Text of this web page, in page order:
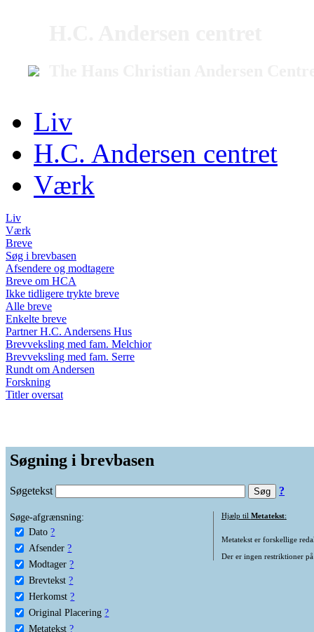
Liv
H.C. Andersen centret
Værk
Liv
Værk
Breve
Søg i brevbasen
Afsendere og modtagere
Breve om HCA
Ikke tidligere trykte breve
Alle breve
Enkelte breve
Partner H.C. Andersens Hus
Brevveksling med fam. Melchior
Brevveksling med fam. Serre
Rundt om Andersen
Forskning
Titler oversat
Søgning i brevbasen
Søgetekst ?
Søge-afgrænsning:
Dato ?
Afsender ?
Modtager ?
Brevtekst ?
Herkomst ?
Original Placering ?
Metatekst ?
Hjælp til Metatekst:
Metatekst er forskellige
Der er ingen restriktioner